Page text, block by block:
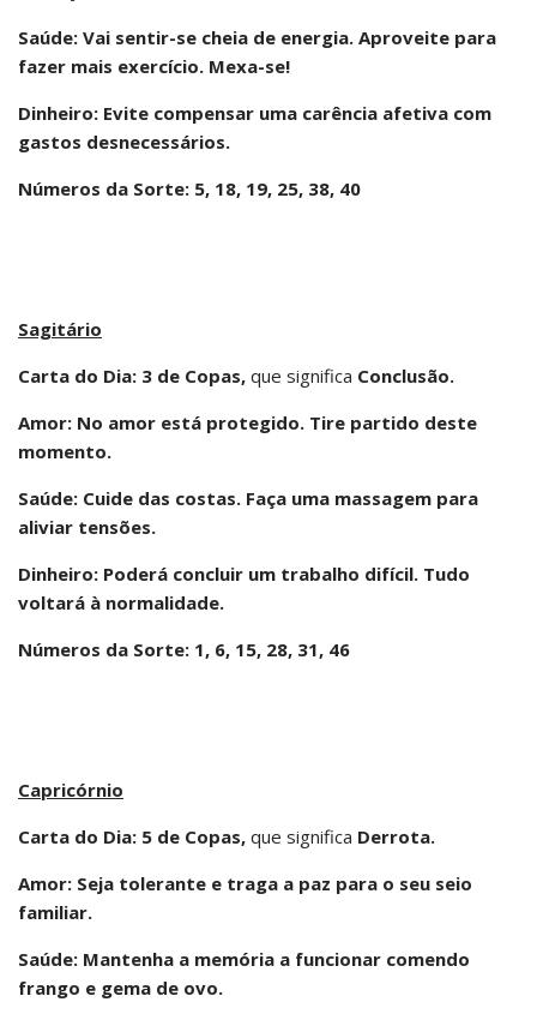
Saúde: Vai sentir-se cheia de energia. Aproveite para
fazer mais exercício. Mexa-se!
Dinheiro: Evite compensar uma carência afetiva com
gastos desnecessários.
Números da Sorte: 5, 18, 19, 25, 38, 40
Sagitário
Carta do Dia: 3 de Copas, que significa Conclusão.
Amor: No amor está protegido. Tire partido deste
momento.
Saúde: Cuide das costas. Faça uma massagem para
aliviar tensões.
Dinheiro: Poderá concluir um trabalho difícil. Tudo
voltará à normalidade.
Números da Sorte: 1, 6, 15, 28, 31, 46
Capricórnio
Carta do Dia: 5 de Copas, que significa Derrota.
Amor: Seja tolerante e traga a paz para o seu seio
familiar.
Saúde: Mantenha a memória a funcionar comendo
frango e gema de ovo.